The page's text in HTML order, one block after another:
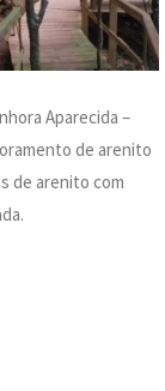
Aparecida –
de arenito
de arenito com